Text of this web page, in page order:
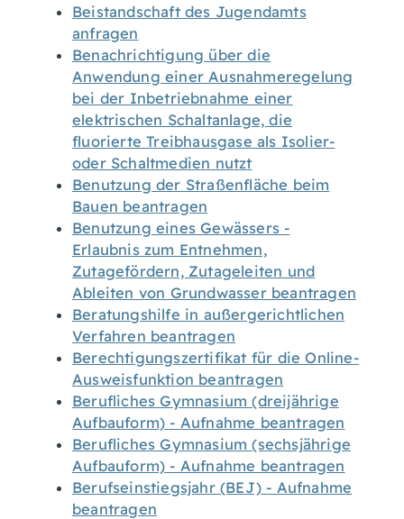
Beistandschaft des Jugendamts
anfragen
Benachrichtigung über die
Anwendung einer Ausnahmeregelung
bei der Inbetriebnahme einer
elektrischen Schaltanlage, die
fluorierte Treibhausgase als Isolier-
oder Schaltmedien nutzt
Benutzung der Straßenfläche beim
Bauen beantragen
Benutzung eines Gewässers -
Erlaubnis zum Entnehmen,
Zutagefördern, Zutageleiten und
Ableiten von Grundwasser beantragen
Beratungshilfe in außergerichtlichen
Verfahren beantragen
Berechtigungszertifikat für die Online-
Ausweisfunktion beantragen
Berufliches Gymnasium (dreijährige
Aufbauform) - Aufnahme beantragen
Berufliches Gymnasium (sechsjährige
Aufbauform) - Aufnahme beantragen
Berufseinstiegsjahr (BEJ) - Aufnahme
beantragen